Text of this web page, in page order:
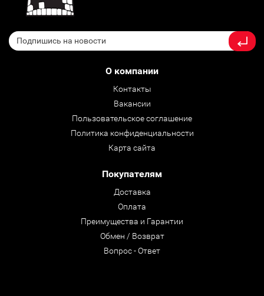
О компании
Контакты
Вакансии
Пользовательское соглашение
Политика конфиденциальности
Карта сайта
Покупателям
Доставка
Оплата
Преимущества и Гарантии
Обмен / Возврат
Вопрос - Ответ